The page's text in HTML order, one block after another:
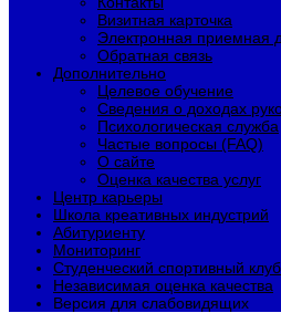
Визитная карточка
Электронная приемная
Обратная связь
Дополнительно
Целевое обучение
Сведения о доходах
Психологическая служба
Частые вопросы (FAQ)
О сайте
Оценка качества услуг
Центр карьеры
Школа креативных индустрий
Абитуриенту
Мониторинг
Студенческий спортивный клуб
Независимая оценка качества
Версия для слабовидящих